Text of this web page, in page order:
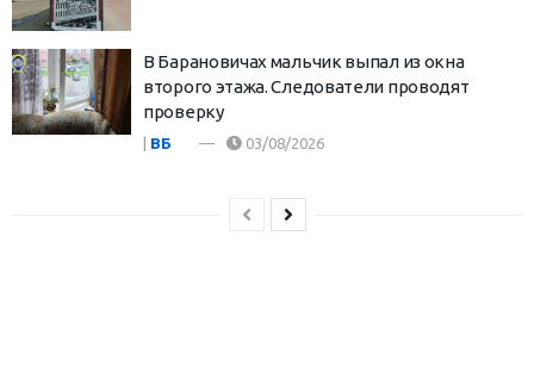
В Барановичах мальчик выпал из окна
второго этажа. Следователи проводят
проверку
ВБ 03/08/2026